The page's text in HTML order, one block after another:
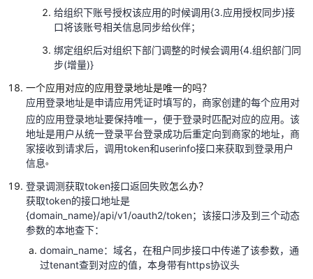
口
安
令
基
础
接
口
账
号
步
接
给组织下账号授权该应用的时候调用{3.应用授权同步}接
口将该账号相关信息同步给伙伴；
绑定组织后对组织下部门调整的时候会调用{4.组织部门同
步(增量)}
一个应用对应的应用登录地址是唯一的吗？
应用登录地址是申请应用凭证时填写的，商家创建的每个应用对
应的应用登录地址要保持唯一，便于登录时匹配对应的应用。该
地址是用户从统一登录平台登录成功后重定向到商家的地址，商
家接收到请求后，调用token和userinfo接口来获取到登录用户
信息。
登录调测获取token接口返回失败怎么办？
获取token的接口地址是
{domain_name}/api/v1/oauth2/token；该接口涉及到三个动态
参数的本地查下：
domain_name：域名，在租户同步接口中传递了该参数，通
过tenant查到对应的值，本身带有https协议头